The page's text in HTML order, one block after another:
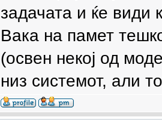
задачата и ќе види
Вака на памет
(освен некој од
низ системот, али